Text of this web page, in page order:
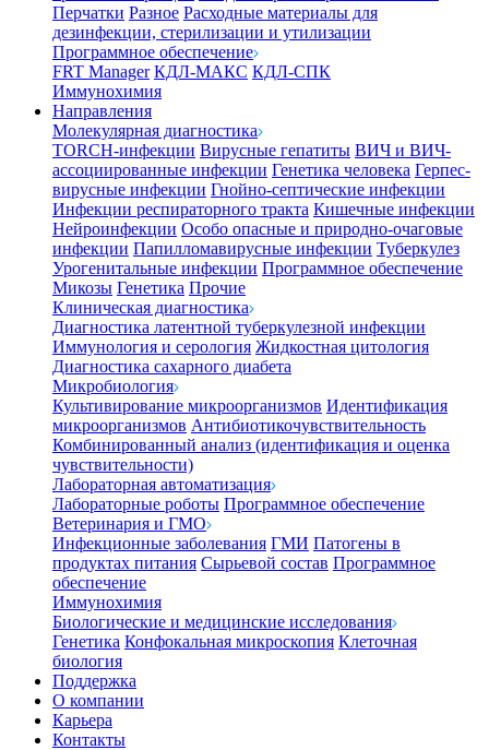
Перчатки Разное Расходные материалы для
дезинфекции, стерилизации и утилизации
Программное обеспечение
FRT Manager КДЛ-МАКС КДЛ-СПК
Иммунохимия
Направления
Молекулярная диагностика
TORCH-инфекции Вирусные гепатиты ВИЧ и ВИЧ-
ассоциированные инфекции Генетика человека Герпес-
вирусные инфекции Гнойно-септические инфекции
Инфекции респираторного тракта Кишечные инфекции
Нейроинфекции Особо опасные и природно-очаговые
инфекции Папилломавирусные инфекции Туберкулез
Урогенитальные инфекции Программное обеспечение
Микозы Генетика Прочие
Клиническая диагностика
Диагностика латентной туберкулезной инфекции
Иммунология и серология Жидкостная цитология
Диагностика сахарного диабета
Микробиология
Культивирование микроорганизмов Идентификация
микроорганизмов Антибиотикочувствительность
Комбинированный анализ (идентификация и оценка
чувствительности)
Лабораторная автоматизация
Лабораторные роботы Программное обеспечение
Ветеринария и ГМО
Инфекционные заболевания ГМИ Патогены в
продуктах питания Сырьевой состав Программное
обеспечение
Иммунохимия
Биологические и медицинские исследования
Генетика Конфокальная микроскопия Клеточная
биология
Поддержка
О компании
Карьера
Контакты